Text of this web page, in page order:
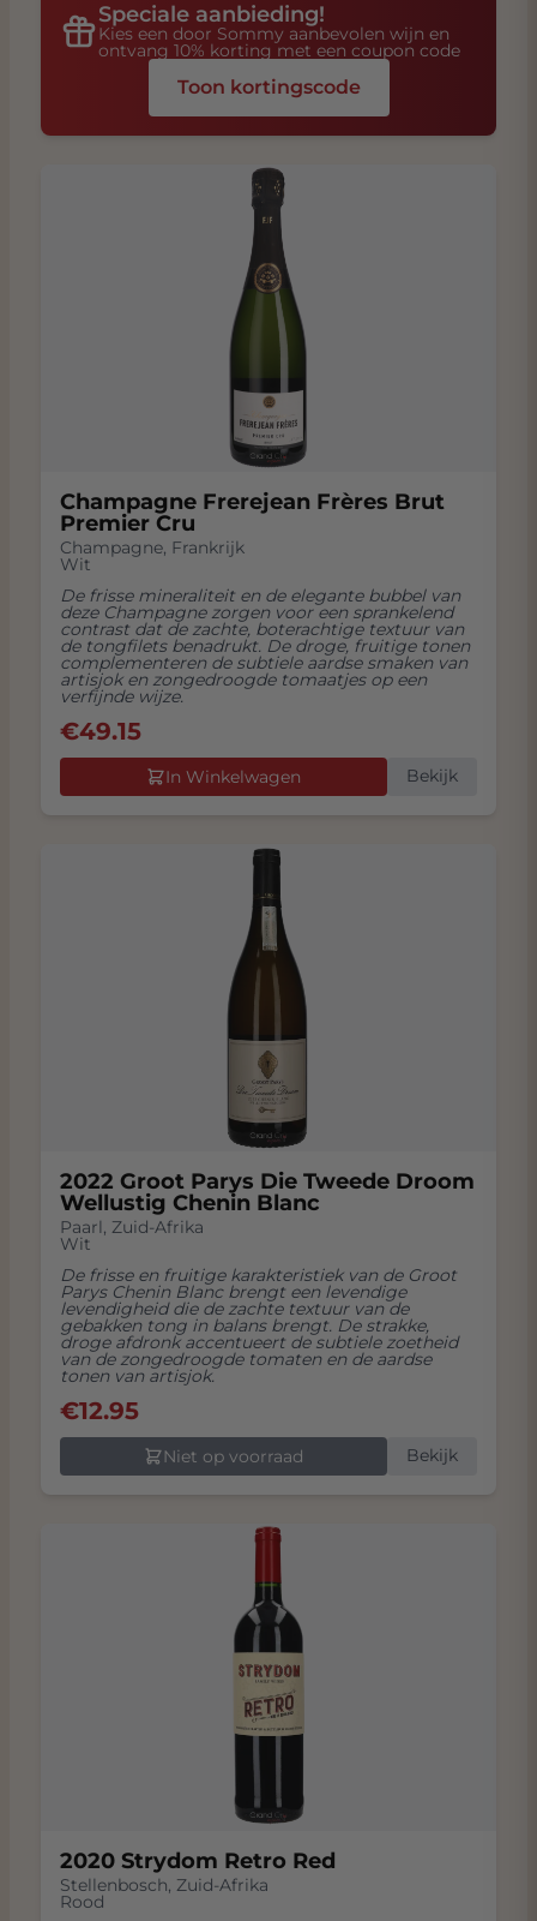
Speciale aanbieding!
Kies een door Sommy aanbevolen wijn en
ontvang 10% korting met een coupon code
Toon kortingscode
Champagne Frerejean Frères Brut
Premier Cru
Champagne, Frankrijk
Wit
De frisse mineraliteit en de elegante bubbel van
deze Champagne zorgen voor een sprankelend
contrast dat de zachte, boterachtige textuur van
de tongfilets benadrukt. De droge, fruitige tonen
complementeren de subtiele aardse smaken van
artisjok en zongedroogde tomaatjes op een
verfijnde wijze.
€49.15
In Winkelwagen Bekijk
2022 Groot Parys Die Tweede Droom
Wellustig Chenin Blanc
Paarl, Zuid-Afrika
Wit
De frisse en fruitige karakteristiek van de Groot
Parys Chenin Blanc brengt een levendige
levendigheid die de zachte textuur van de
gebakken tong in balans brengt. De strakke,
droge afdronk accentueert de subtiele zoetheid
van de zongedroogde tomaten en de aardse
tonen van artisjok.
€12.95
Niet op voorraad Bekijk
2020 Strydom Retro Red
Stellenbosch, Zuid-Afrika
Rood